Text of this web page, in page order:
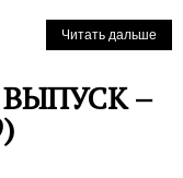
Читать дальше
–